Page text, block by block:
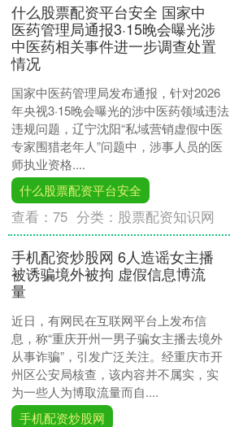
什么股票配资平台安全 国家中
医药管理局通报3·15晚会曝光涉
中医药相关事件进一步调查处置
情况
国家中医药管理局发布通报，针对2026
年央视3·15晚会曝光的涉中医药领域违法
违规问题，辽宁沈阳“私域营销虚假中医
专家围猎老年人”问题中，涉事人员的医
师执业资格....
什么股票配资平台安全
查看：75 分类： 股票配资知识网
手机配资炒股网 6人造谣女主播
被诱骗境外被拘 虚假信息博流
量
近日，有网民在互联网平台上发布信
息，称“重庆开州一男子骗女主播去境外
从事诈骗”，引发广泛关注。经重庆市开
州区公安局核查，该内容并不属实，实
为一些人为博取流量而自....
手机配资炒股网